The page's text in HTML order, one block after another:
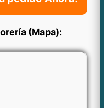
(Mapa):